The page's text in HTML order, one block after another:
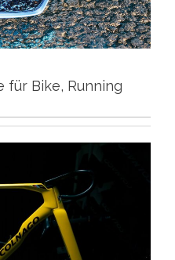
Bike, Running